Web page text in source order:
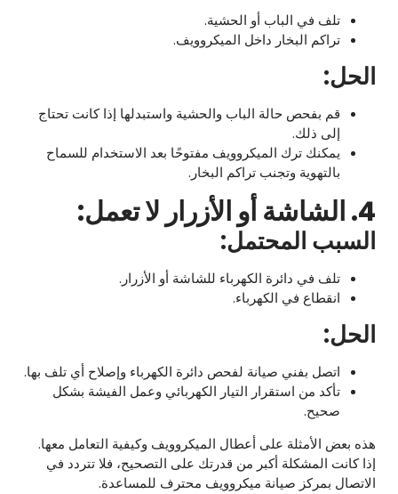
تلف في الباب أو الحشية.
تراكم البخار داخل الميكروويف.
الحل:
قم بفحص حالة الباب والحشية واستبدلها إذا كانت تحتاج
إلى ذلك.
يمكنك ترك الميكروويف مفتوحًا بعد الاستخدام للسماح
بالتهوية وتجنب تراكم البخار.
4. الشاشة أو الأزرار لا تعمل:
السبب المحتمل:
تلف في دائرة الكهرباء للشاشة أو الأزرار.
انقطاع في الكهرباء.
الحل:
اتصل بفني صيانة لفحص دائرة الكهرباء وإصلاح أي تلف بها.
تأكد من استقرار التيار الكهربائي وعمل الفيشة بشكل
صحيح.
هذه بعض الأمثلة على أعطال الميكروويف وكيفية التعامل معها.
إذا كانت المشكلة أكبر من قدرتك على التصحيح، فلا تتردد في
الاتصال بمركز صيانة ميكروويف محترف للمساعدة.